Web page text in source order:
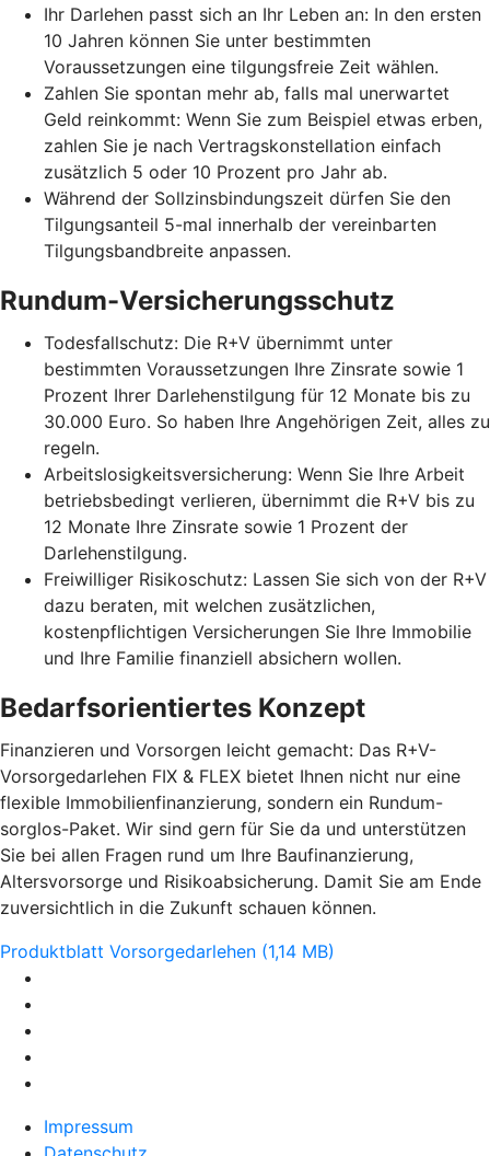
Ihr Darlehen passt sich an Ihr Leben an: In den ersten
10 Jahren können Sie unter bestimmten
Voraussetzungen eine tilgungsfreie Zeit wählen.
Zahlen Sie spontan mehr ab, falls mal unerwartet
Geld reinkommt: Wenn Sie zum Beispiel etwas erben,
zahlen Sie je nach Vertragskonstellation einfach
zusätzlich 5 oder 10 Prozent pro Jahr ab.
Während der Sollzinsbindungszeit dürfen Sie den
Tilgungsanteil 5-mal innerhalb der vereinbarten
Tilgungsbandbreite anpassen.
Rundum-Versicherungsschutz
Todesfallschutz: Die R+V übernimmt unter
bestimmten Voraussetzungen Ihre Zinsrate sowie 1
Prozent Ihrer Darlehenstilgung für 12 Monate bis zu
30.000 Euro. So haben Ihre Angehörigen Zeit, alles zu
regeln.
Arbeitslosigkeitsversicherung: Wenn Sie Ihre Arbeit
betriebsbedingt verlieren, übernimmt die R+V bis zu
12 Monate Ihre Zinsrate sowie 1 Prozent der
Darlehenstilgung.
Freiwilliger Risikoschutz: Lassen Sie sich von der R+V
dazu beraten, mit welchen zusätzlichen,
kostenpflichtigen Versicherungen Sie Ihre Immobilie
und Ihre Familie finanziell absichern wollen.
Bedarfsorientiertes Konzept
Finanzieren und Vorsorgen leicht gemacht: Das R+V-
Vorsorgedarlehen FIX & FLEX bietet Ihnen nicht nur eine
flexible Immobilienfinanzierung, sondern ein Rundum-
sorglos-Paket. Wir sind gern für Sie da und unterstützen
Sie bei allen Fragen rund um Ihre Baufinanzierung,
Altersvorsorge und Risikoabsicherung. Damit Sie am Ende
zuversichtlich in die Zukunft schauen können.
Produktblatt Vorsorgedarlehen (1,14 MB)
Impressum